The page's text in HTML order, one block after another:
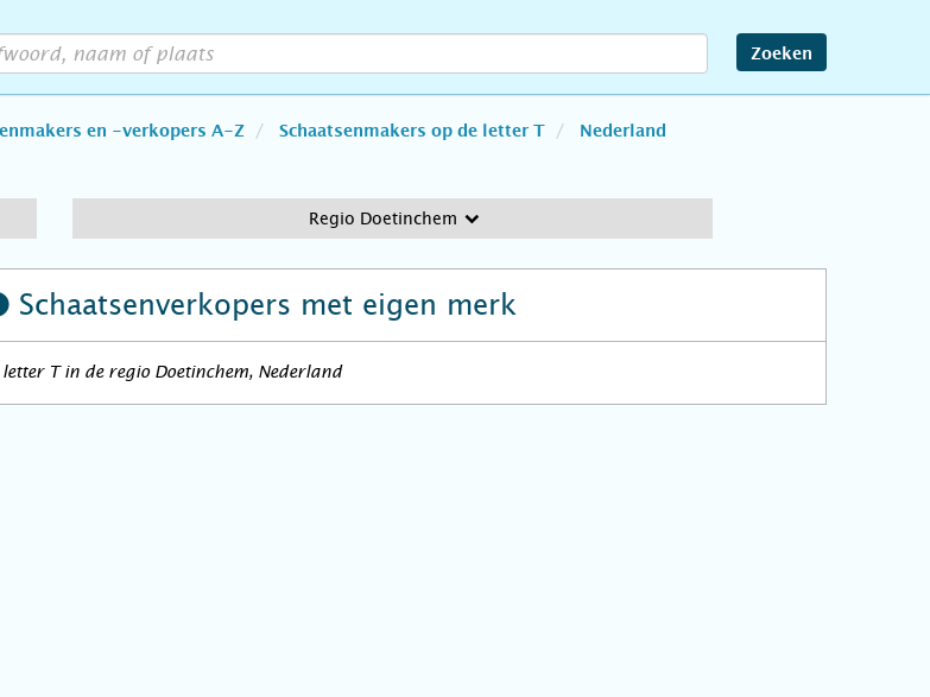
Zoeken
en -verkopers A-Z Schaatsenmakers op de letter T
Nederland
Regio Doetinchem
Schaatsenverkopers met eigen merk
T in de regio Doetinchem, Nederland